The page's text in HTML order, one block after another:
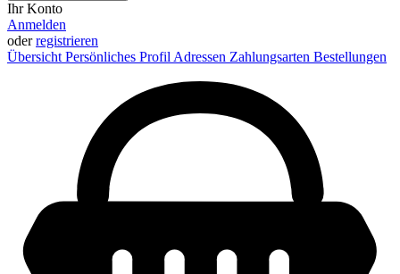
Ihr Konto
Anmelden
oderregistrieren
Übersicht Persönliches Profil Adressen Zahlungsarten Bestellungen